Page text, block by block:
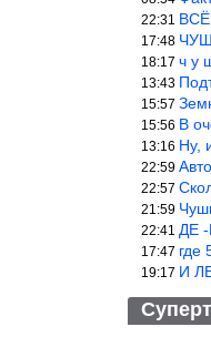
22:31
17:48 ЧУШЬ!
18:17 ч у
13:43
15:57
15:56 В
13:16 Ну,
22:59 Автор
22:57
21:59
22:41 ДЕ
17:47 где
19:17 И ЛЕВ